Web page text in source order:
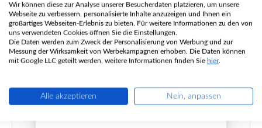
HWAM 3660 Holzfang links
Wir können diese zur Analyse unserer Besucherdaten platzieren, um unsere
Webseite zu verbessern, personalisierte Inhalte anzuzeigen und Ihnen ein
großartiges Webseiten-Erlebnis zu bieten. Für weitere Informationen zu den von
uns verwendeten Cookies öffnen Sie die Einstellungen.
Die Daten werden zum Zweck der Personalisierung von Werbung und zur
Messung der Wirksamkeit von Werbekampagnen erhoben. Die Daten können
mit Google LLC geteilt werden, weitere Informationen finden Sie hier.
Alle akzeptieren Nein, anpassen